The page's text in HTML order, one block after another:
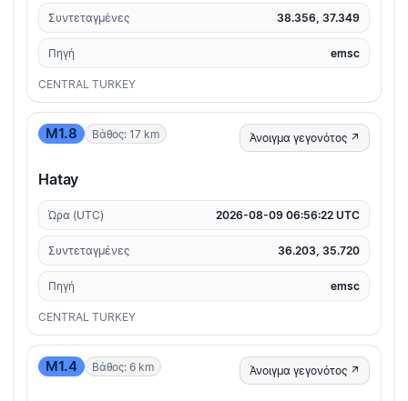
Συντεταγμένες 38.356, 37.349
Πηγή emsc
CENTRAL TURKEY
M1.8 Βάθος: 17 km Άνοιγμα γεγονότος ↗
Hatay
Ώρα (UTC) 2026-08-09 06:56:22 UTC
Συντεταγμένες 36.203, 35.720
Πηγή emsc
CENTRAL TURKEY
M1.4 Βάθος: 6 km Άνοιγμα γεγονότος ↗